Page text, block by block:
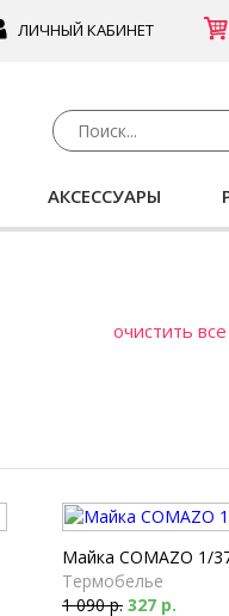
ЛИЧНЫЙ КАБИНЕТ
АКСЕССУАРЫ
очистить все
Майка COMAZO 1/
Термобелье
1 090 р. 327 р.